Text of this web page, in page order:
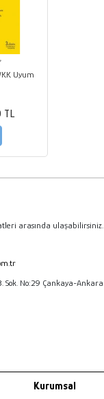
Uyum
TL
arasında ulaşabilirsiniz.
Sok. No:29 Çankaya-Ankara
Kurumsal